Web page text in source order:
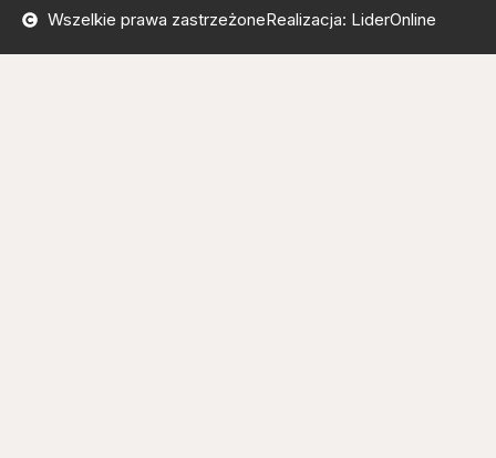
Wszelkie prawa zastrzeżoneRealizacja: LiderOnline